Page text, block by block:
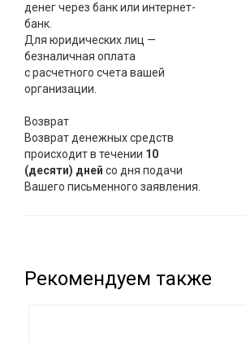
денег через банк или интернет-
банк.
Для юридических лиц —
безналичная оплата
с расчетного счета вашей
организации.
Возврат
Возврат денежных средств
происходит в течении 10
(десяти) дней со дня подачи
Вашего письменного заявления.
Рекомендуем также